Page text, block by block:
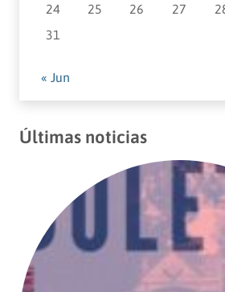
24
25 26 27
31
« Jun
Últimas noticias